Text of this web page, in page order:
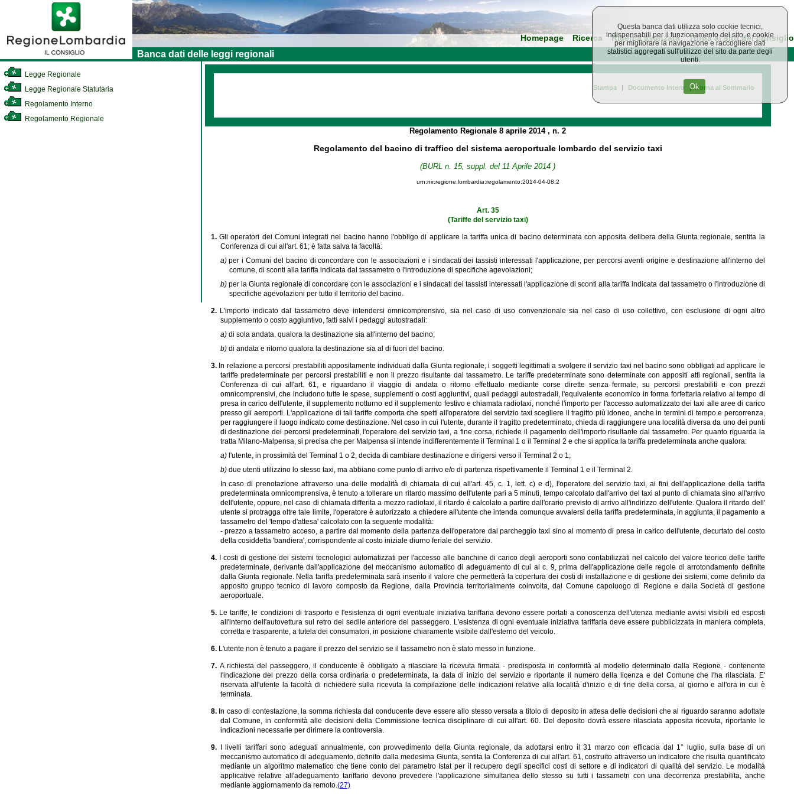
Homepage Ricerca Ricerca avanzata Torna al sito del consiglio
Banca dati delle leggi regionali
Legge Regionale
Legge Regionale Statutaria
Regolamento Interno
Regolamento Regionale
Stampa | Documento Intero | Torna al Sommario
Regolamento Regionale8 aprile 2014, n. 2
Regolamento del bacino di traffico del sistema aeroportuale lombardo del servizio taxi
(BURL n. 15, suppl. del 11 Aprile 2014 )
urn:nir:regione.lombardia:regolamento:2014-04-08;2
Art. 35
(Tariffe del servizio taxi)
1.Gli operatori dei Comuni integrati nel bacino hanno l'obbligo di applicare la tariffa unica di bacino determinata con apposita delibera della Giunta regionale, sentita la
Conferenza di cui all'art. 61; è fatta salva la facoltà:
a)per i Comuni del bacino di concordare con le associazioni e i sindacati dei tassisti interessati l'applicazione, per percorsi aventi origine e destinazione all'interno del
comune, di sconti alla tariffa indicata dal tassametro o l'introduzione di specifiche agevolazioni;
b) per la Giunta regionale di concordare con le associazioni e i sindacati dei tassisti interessati l'applicazione di sconti alla tariffa indicata dal tassametro o l'introduzione di
specifiche agevolazioni per tutto il territorio del bacino.
2. L'importo indicato dal tassametro deve intendersi omnicomprensivo, sia nel caso di uso convenzionale sia nel caso di uso collettivo, con esclusione di ogni altro
supplemento o costo aggiuntivo, fatti salvi i pedaggi autostradali:
a) di sola andata, qualora la destinazione sia all'interno del bacino;
b) di andata e ritorno qualora la destinazione sia al di fuori del bacino.
3. In relazione a percorsi prestabiliti appositamente individuati dalla Giunta regionale, i soggetti legittimati a svolgere il servizio taxi nel bacino sono obbligati ad applicare le
tariffe predeterminate per percorsi prestabiliti e non il prezzo risultante dal tassametro. Le tariffe predeterminate sono determinate con appositi atti regionali, sentita la
Conferenza di cui all'art. 61, e riguardano il viaggio di andata o ritorno effettuato mediante corse dirette senza fermate, su percorsi prestabiliti e con prezzi
omnicomprensivi, che includono tutte le spese, supplementi o costi aggiuntivi, quali pedaggi autostradali, l'equivalente economico in forma forfettaria relativo al tempo di
presa in carico dell'utente, il supplemento notturno ed il supplemento festivo e chiamata radiotaxi, nonché l'importo per l'accesso automatizzato dei taxi alle aree di carico
presso gli aeroporti. L'applicazione di tali tariffe comporta che spetti all'operatore del servizio taxi scegliere il tragitto più idoneo, anche in termini di tempo e percorrenza,
per raggiungere il luogo indicato come destinazione. Nel caso in cui l'utente, durante il tragitto predeterminato, chieda di raggiungere una località diversa da uno dei punti
di destinazione dei percorsi predeterminati, l'operatore del servizio taxi, a fine corsa, richiede il pagamento dell'importo risultante dal tassametro. Per quanto riguarda la
tratta Milano-Malpensa, si precisa che per Malpensa si intende indifferentemente il Terminal 1 o il Terminal 2 e che si applica la tariffa predeterminata anche qualora:
a) l'utente, in prossimità del Terminal 1 o 2, decida di cambiare destinazione e dirigersi verso il Terminal 2 o 1;
b) due utenti utilizzino lo stesso taxi, ma abbiano come punto di arrivo e/o di partenza rispettivamente il Terminal 1 e il Terminal 2.
In caso di prenotazione attraverso una delle modalità di chiamata di cui all'art. 45, c. 1, lett. c) e d), l'operatore del servizio taxi, ai fini dell'applicazione della tariffa
predeterminata omnicomprensiva, è tenuto a tollerare un ritardo massimo dell'utente pari a 5 minuti, tempo calcolato dall'arrivo del taxi al punto di chiamata sino all'arrivo
dell'utente, oppure, nel caso di chiamata differita a mezzo radiotaxi, il ritardo è calcolato a partire dall'orario previsto di arrivo all'indirizzo dell'utente. Qualora il ritardo dell'
utente si protragga oltre tale limite, l'operatore è autorizzato a chiedere all'utente che intenda comunque avvalersi della tariffa predeterminata, in aggiunta, il pagamento a
tassametro del 'tempo d'attesa' calcolato con la seguente modalità:
- prezzo a tassametro acceso, a partire dal momento della partenza dell'operatore dal parcheggio taxi sino al momento di presa in carico dell'utente, decurtato del costo
della cosiddetta 'bandiera', corrispondente al costo iniziale diurno feriale del servizio.
4.
I costi di gestione dei sistemi tecnologici automatizzati per l'accesso alle banchine di carico degli aeroporti sono contabilizzati nel calcolo del valore teorico delle tariffe
predeterminate, derivante dall'applicazione del meccanismo automatico di adeguamento di cui al c. 9, prima dell'applicazione delle regole di arrotondamento definite
dalla Giunta regionale. Nella tariffa predeterminata sarà inserito il valore che permetterà la copertura dei costi di installazione e di gestione dei sistemi, come definito da
apposito gruppo tecnico di lavoro composto da Regione, dalla Provincia territorialmente coinvolta, dal Comune capoluogo di Regione e dalla Società di gestione
aeroportuale.
5. Le tariffe, le condizioni di trasporto e l'esistenza di ogni eventuale iniziativa tariffaria devono essere portati a conoscenza dell'utenza mediante avvisi visibili ed esposti
all'interno dell'autovettura sul retro del sedile anteriore del passeggero. L'esistenza di ogni eventuale iniziativa tariffaria deve essere pubblicizzata in maniera completa,
corretta e trasparente, a tutela dei consumatori, in posizione chiaramente visibile dall'esterno del veicolo.
6. L'utente non è tenuto a pagare il prezzo del servizio se il tassametro non è stato messo in funzione.
7.A richiesta del passeggero, il conducente è obbligato a rilasciare la ricevuta firmata - predisposta in conformità al modello determinato dalla Regione - contenente
l'indicazione del prezzo della corsa ordinaria o predeterminata, la data di inizio del servizio e riportante il numero della licenza e del Comune che l'ha rilasciata. E'
riservata all'utente la facoltà di richiedere sulla ricevuta la compilazione delle indicazioni relative alla località d'inizio e di fine della corsa, al giorno e all'ora in cui è
terminata.
8. In caso di contestazione, la somma richiesta dal conducente deve essere allo stesso versata a titolo di deposito in attesa delle decisioni che al riguardo saranno adottate
dal Comune, in conformità alle decisioni della Commissione tecnica disciplinare di cui all'art. 60. Del deposito dovrà essere rilasciata apposita ricevuta, riportante le
indicazioni necessarie per dirimere la controversia.
9.
I livelli tariffari sono adeguati annualmente, con provvedimento della Giunta regionale, da adottarsi entro il 31 marzo con efficacia dal 1° luglio, sulla base di un
meccanismo automatico di adeguamento, definito dalla medesima Giunta, sentita la Conferenza di cui all'art. 61, costruito attraverso un indicatore che risulta quantificato
mediante un algoritmo matematico che tiene conto del parametro Istat per il recupero degli specifici costi di settore e di indicatori di qualità del servizio. Le modalità
applicative relative all'adeguamento tariffario devono prevedere l'applicazione simultanea dello stesso su tutti i tassametri con una decorrenza prestabilita, anche
mediante aggiornamento da remoto.(27)
Questa banca dati utilizza solo cookie tecnici,
indispensabili per il funzionamento del sito, e cookie
per migliorare la navigazione e raccogliere dati
statistici aggregati sull'utilizzo del sito da parte degli
utenti.
Ok